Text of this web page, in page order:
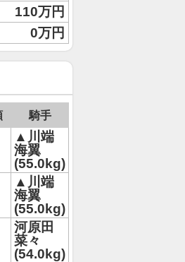
110万円
0万円
騎手
▲川端
海翼
(55.0kg)
▲川端
海翼
(55.0kg)
河原田
菜々
(54.0kg)